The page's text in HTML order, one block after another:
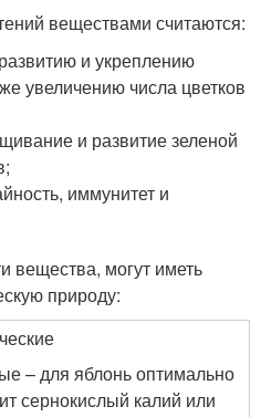
веществами считаются:
и укреплению
увеличению числа цветков
и развитие зеленой
иммунитет и
вещества, могут иметь
природу:
– для яблонь оптимально
сернокислый калий или